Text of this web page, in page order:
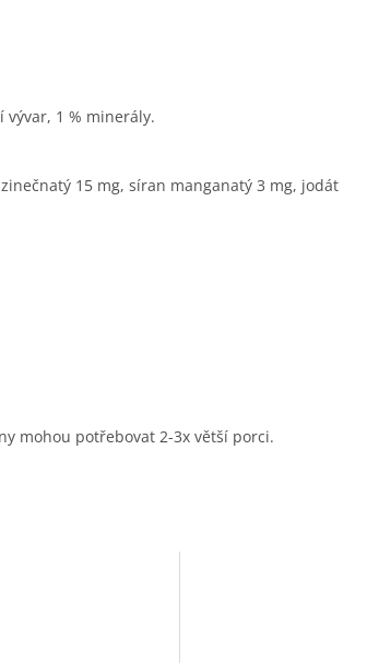
vývar, 1 % minerály.
15 mg, síran manganatý 3 mg, jodát
mohou potřebovat 2-3x větší porci.